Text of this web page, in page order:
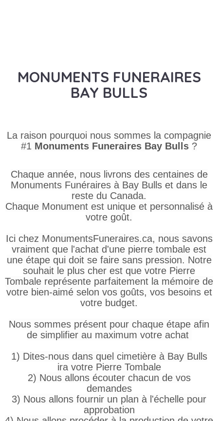
MONUMENTS FUNERAIRES
BAY BULLS
La raison pourquoi nous sommes la compagnie
#1 Monuments Funeraires Bay Bulls ?
Chaque année, nous livrons des centaines de
Monuments Funéraires à Bay Bulls et dans le
reste du Canada.
Chaque Monument est unique et personnalisé à
votre goût.
Ici chez MonumentsFuneraires.ca, nous savons
vraiment que l'achat d'une pierre tombale est
une étape qui doit se faire sans pression. Notre
souhait le plus cher est que votre Pierre
Tombale représente parfaitement la mémoire de
votre bien-aimé selon vos goûts, vos besoins et
votre budget.
Nous sommes présent pour chaque étape afin
de simplifier au maximum votre achat
1) Dites-nous dans quel cimetière à Bay Bulls
ira votre Pierre Tombale
2) Nous allons écouter chacun de vos
demandes
3) Nous allons fournir un plan à l'échelle pour
approbation